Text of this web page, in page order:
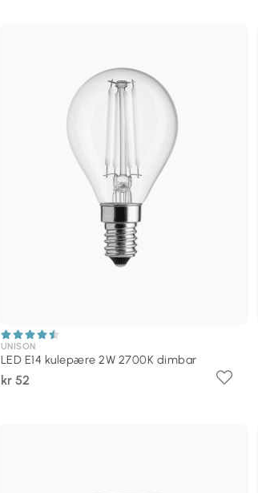
UNISON
LED E14 kulepære 2W 2700K dimbar
kr 52